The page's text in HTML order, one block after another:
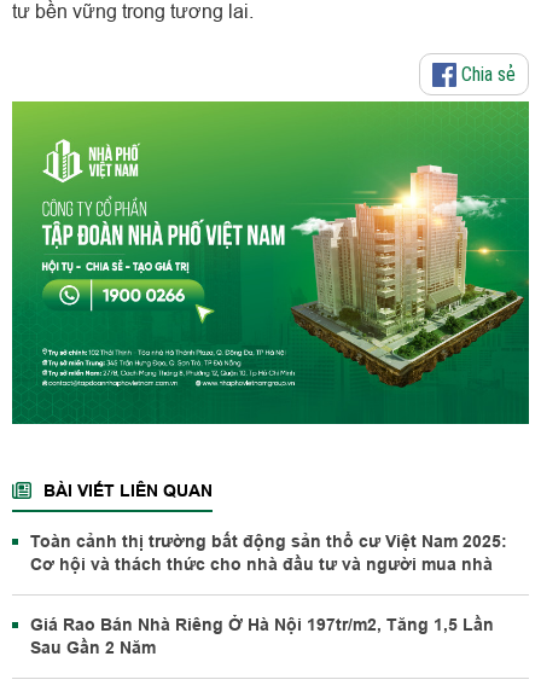
tư bền vững trong tương lai.
Chia sẻ
BÀI VIẾT LIÊN QUAN
Toàn cảnh thị trường bất động sản thổ cư Việt Nam 2025:
Cơ hội và thách thức cho nhà đầu tư và người mua nhà
Giá Rao Bán Nhà Riêng Ở Hà Nội 197tr/m2, Tăng 1,5 Lần
Sau Gần 2 Năm